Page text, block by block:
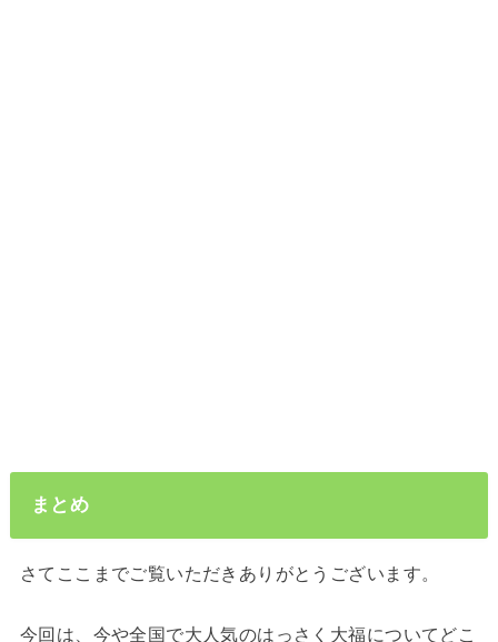
まとめ
さてここまでご覧いただきありがとうございます。
今回は、今や全国で大人気のはっさく大福についてどこ